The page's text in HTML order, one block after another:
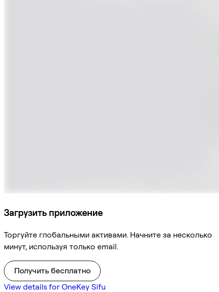
Загрузить приложение
Торгуйте глобальными активами. Начните за несколько
минут, используя только email.
Получить бесплатно
View details for OneKey Sifu